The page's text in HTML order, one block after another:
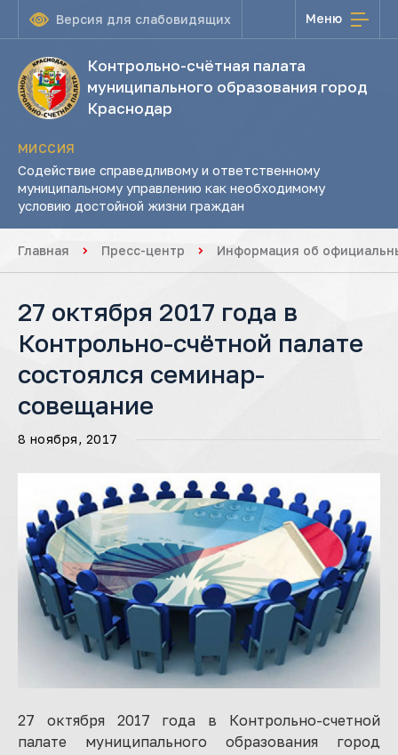
Версия для слабовидящих Меню
Контрольно-счётная палата
муниципального образования город
Краснодар
МИССИЯ
Содействие справедливому и ответственному
муниципальному управлению как необходимому
условию достойной жизни граждан
Главная Пресс-центр Информация об
27 октября 2017 года в
Контрольно-счётной палате
состоялся семинар-
совещание
8 ноября, 2017
27 октября 2017 года в Контрольно-счетной
палате муниципального образования город